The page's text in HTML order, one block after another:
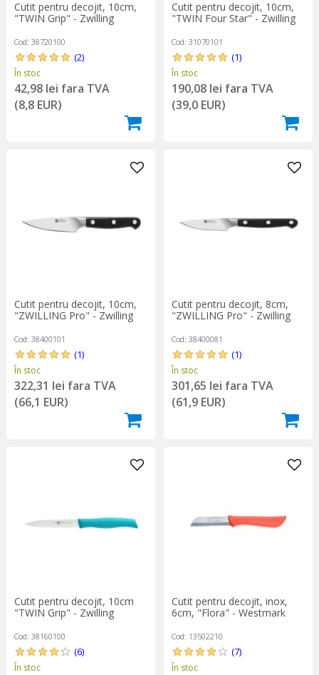
Cutit pentru decojit, 10cm,
"TWIN Grip" - Zwilling
Cod: 38720100
(2)
În stoc
42,98 lei fara TVA
(8,8 EUR)
Cutit pentru decojit, 10cm,
"TWIN Four Star" - Zwilling
Cod: 31070101
(1)
În stoc
190,08 lei fara TVA
(39,0 EUR)
Cutit pentru decojit, 10cm,
"ZWILLING Pro" - Zwilling
Cod: 38400101
(1)
În stoc
322,31 lei fara TVA
(66,1 EUR)
Cutit pentru decojit, 8cm,
"ZWILLING Pro" - Zwilling
Cod: 38400081
(1)
În stoc
301,65 lei fara TVA
(61,9 EUR)
Cutit pentru decojit, 10cm
"TWIN Grip" - Zwilling
Cod: 38160100
(6)
În stoc
Cutit pentru decojit, inox,
6cm, "Flora" - Westmark
Cod: 13502210
(7)
În stoc